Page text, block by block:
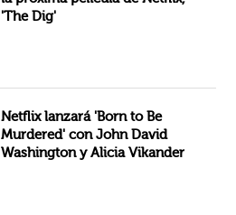
'The Dig'
Netflix lanzará 'Born to Be
Murdered' con John David
Washington y Alicia Vikander
Aunque aún de estreno en el 2021, estrenará